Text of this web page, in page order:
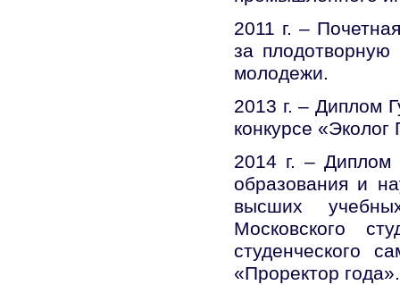
2011 г. –
за плодотворную
молодежи.
2013 г. – Диплом
конкурсе
2014 г. – Диплом
образования и
высших
Московского
студенческого
«Проректор года».